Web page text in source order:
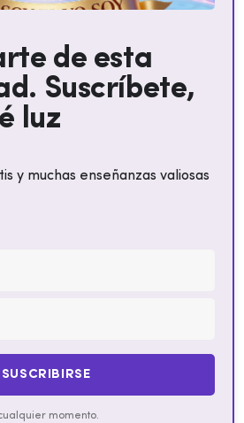
de esta
Suscríbete,
luz
y muchas enseñanzas valiosas
SUSCRIBIRSE
momento.